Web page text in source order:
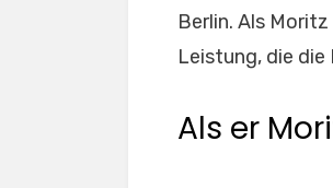
Berlin. Als
Leistung, die
Als er